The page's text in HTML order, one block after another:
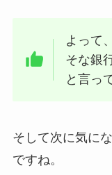
よって
そな銀
と言っ
そして次に気に
ですね。